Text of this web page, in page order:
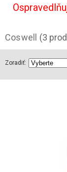
Coswell (3
Zoradiť: